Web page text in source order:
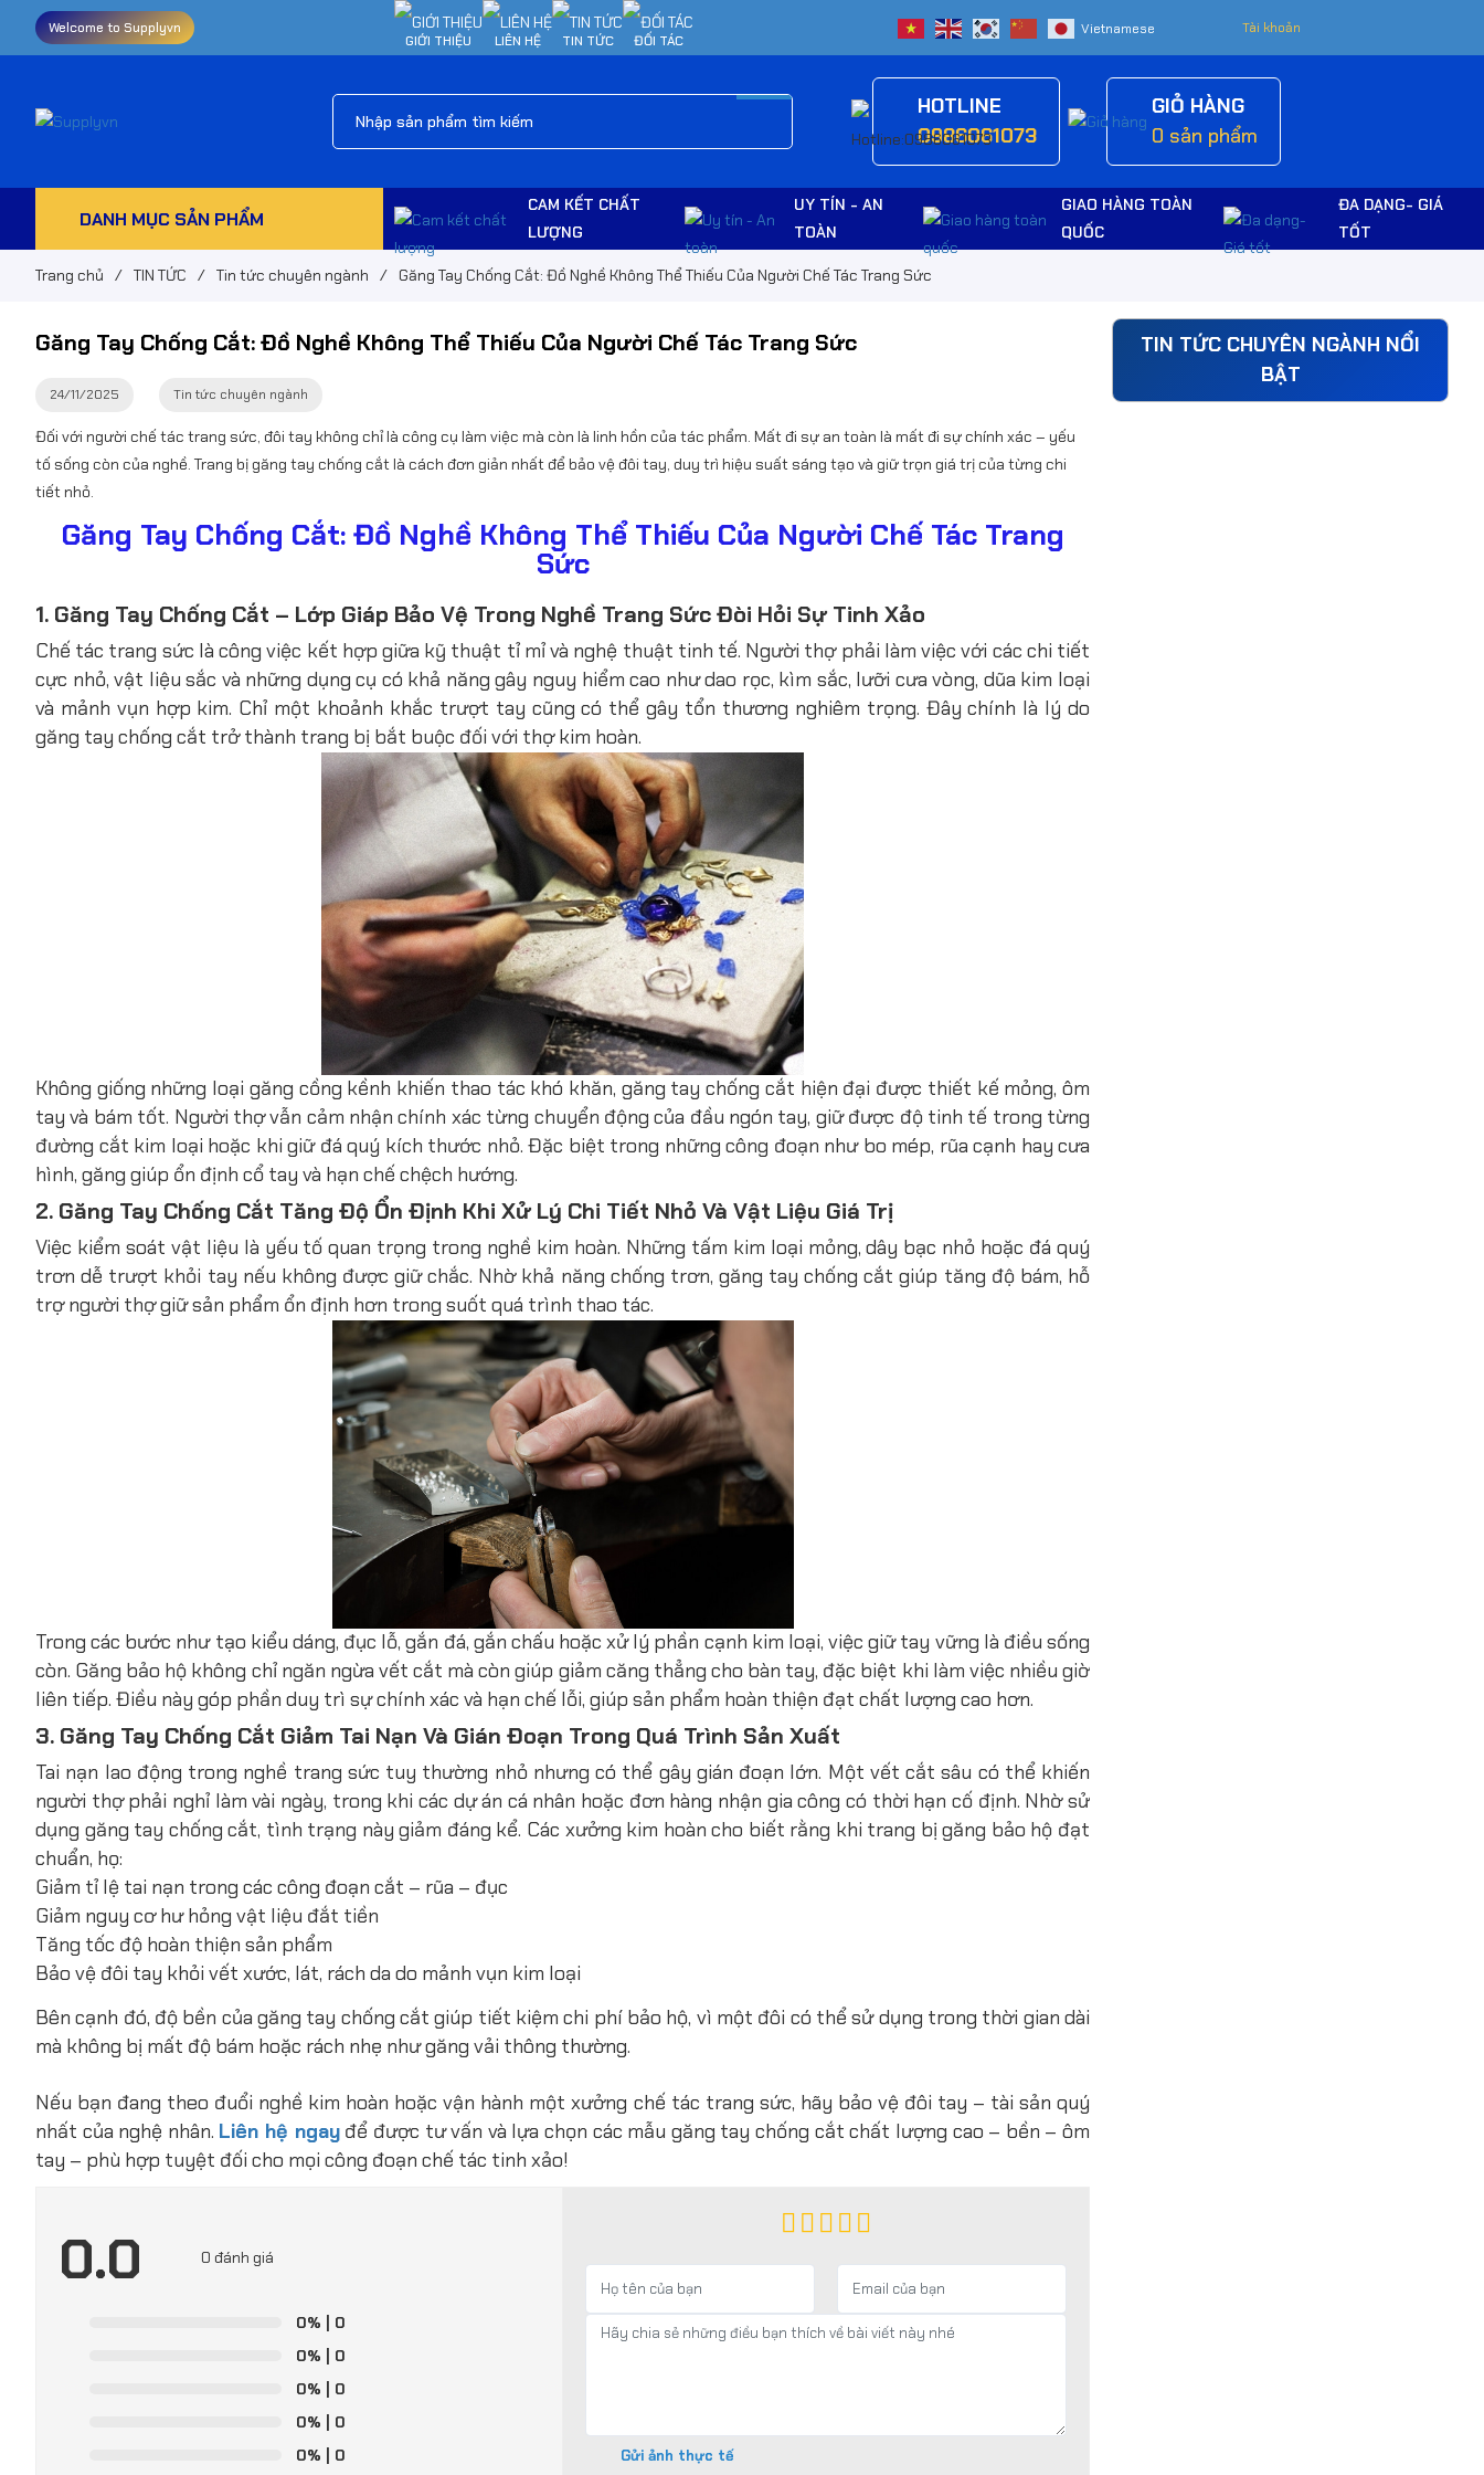
Welcome to Supplyvn
GIỚI THIỆU LIÊN HỆ TIN TỨC ĐỐI TÁC
Tài khoản
HOTLINE
0986061073
GIỎ HÀNG
0 sản phẩm
DANH MỤC SẢN PHẨM
CAM KẾT CHẤT
LƯỢNG
UY TÍN - AN
TOÀN
GIAO HÀNG TOÀN
QUỐC
ĐA DẠNG- GIÁ
TỐT
Trang chủ / TIN TỨC / Tin tức chuyên ngành / Găng Tay Chống Cắt: Đồ Nghề Không Thể Thiếu Của Người Chế Tác Trang Sức
Găng Tay Chống Cắt: Đồ Nghề Không Thể Thiếu Của Người Chế Tác Trang Sức
24/11/2025 Tin tức chuyên ngành
Đối với người chế tác trang sức, đôi tay không chỉ là công cụ làm việc mà còn là linh hồn của tác phẩm. Mất đi sự an toàn là mất đi sự chính xác – yếu
tố sống còn của nghề. Trang bị găng tay chống cắt là cách đơn giản nhất để bảo vệ đôi tay, duy trì hiệu suất sáng tạo và giữ trọn giá trị của từng chi
tiết nhỏ.
Găng Tay Chống Cắt: Đồ Nghề Không Thể Thiếu Của Người Chế Tác Trang
Sức
1. Găng Tay Chống Cắt – Lớp Giáp Bảo Vệ Trong Nghề Trang Sức Đòi Hỏi Sự Tinh Xảo
Chế tác trang sức là công việc kết hợp giữa kỹ thuật tỉ mỉ và nghệ thuật tinh tế. Người thợ phải làm việc với các chi tiết
cực nhỏ, vật liệu sắc và những dụng cụ có khả năng gây nguy hiểm cao như dao rọc, kìm sắc, lưỡi cưa vòng, dũa kim loại
và mảnh vụn hợp kim. Chỉ một khoảnh khắc trượt tay cũng có thể gây tổn thương nghiêm trọng. Đây chính là lý do
găng tay chống cắt trở thành trang bị bắt buộc đối với thợ kim hoàn.
Không giống những loại găng cồng kềnh khiến thao tác khó khăn, găng tay chống cắt hiện đại được thiết kế mỏng, ôm
tay và bám tốt. Người thợ vẫn cảm nhận chính xác từng chuyển động của đầu ngón tay, giữ được độ tinh tế trong từng
đường cắt kim loại hoặc khi giữ đá quý kích thước nhỏ. Đặc biệt trong những công đoạn như bo mép, rũa cạnh hay cưa
hình, găng giúp ổn định cổ tay và hạn chế chệch hướng.
2. Găng Tay Chống Cắt Tăng Độ Ổn Định Khi Xử Lý Chi Tiết Nhỏ Và Vật Liệu Giá Trị
Việc kiểm soát vật liệu là yếu tố quan trọng trong nghề kim hoàn. Những tấm kim loại mỏng, dây bạc nhỏ hoặc đá quý
trơn dễ trượt khỏi tay nếu không được giữ chắc. Nhờ khả năng chống trơn, găng tay chống cắt giúp tăng độ bám, hỗ
trợ người thợ giữ sản phẩm ổn định hơn trong suốt quá trình thao tác.
Trong các bước như tạo kiểu dáng, đục lỗ, gắn đá, gắn chấu hoặc xử lý phần cạnh kim loại, việc giữ tay vững là điều sống
còn. Găng bảo hộ không chỉ ngăn ngừa vết cắt mà còn giúp giảm căng thẳng cho bàn tay, đặc biệt khi làm việc nhiều giờ
liên tiếp. Điều này góp phần duy trì sự chính xác và hạn chế lỗi, giúp sản phẩm hoàn thiện đạt chất lượng cao hơn.
3. Găng Tay Chống Cắt Giảm Tai Nạn Và Gián Đoạn Trong Quá Trình Sản Xuất
Tai nạn lao động trong nghề trang sức tuy thường nhỏ nhưng có thể gây gián đoạn lớn. Một vết cắt sâu có thể khiến
người thợ phải nghỉ làm vài ngày, trong khi các dự án cá nhân hoặc đơn hàng nhận gia công có thời hạn cố định. Nhờ sử
dụng găng tay chống cắt, tình trạng này giảm đáng kể. Các xưởng kim hoàn cho biết rằng khi trang bị găng bảo hộ đạt
chuẩn, họ:
Giảm tỉ lệ tai nạn trong các công đoạn cắt – rũa – đục
Giảm nguy cơ hư hỏng vật liệu đắt tiền
Tăng tốc độ hoàn thiện sản phẩm
Bảo vệ đôi tay khỏi vết xước, lát, rách da do mảnh vụn kim loại
Bên cạnh đó, độ bền của găng tay chống cắt giúp tiết kiệm chi phí bảo hộ, vì một đôi có thể sử dụng trong thời gian dài
mà không bị mất độ bám hoặc rách nhẹ như găng vải thông thường.
Nếu bạn đang theo đuổi nghề kim hoàn hoặc vận hành một xưởng chế tác trang sức, hãy bảo vệ đôi tay – tài sản quý
nhất của nghệ nhân. Liên hệ ngayđể được tư vấn và lựa chọn các mẫu găng tay chống cắt chất lượng cao – bền – ôm
tay – phù hợp tuyệt đối cho mọi công đoạn chế tác tinh xảo!
0.0 0 đánh giá
0% | 0
0% | 0
0% | 0
0% | 0
0% | 0 Gửi ảnh thực tế
TIN TỨC CHUYÊN NGÀNH NỔI
BẬT